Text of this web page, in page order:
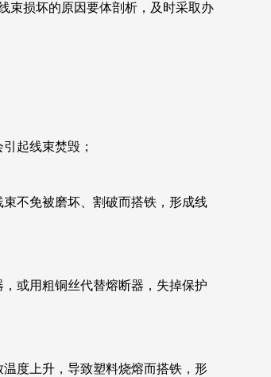
束损坏的原因要体剖析，及时采取办
起线束焚毁；
不免被磨坏、割破而搭铁，形成线
或用粗铜丝代替熔断器，失掉保护
度上升，导致塑料烧熔而搭铁，形